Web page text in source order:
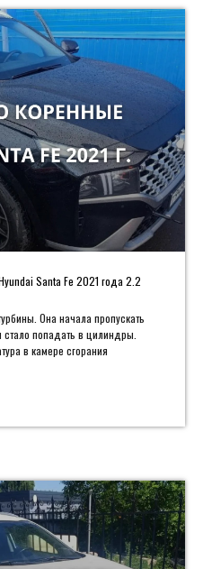
Santa Fe 2021 года 2.2
Она начала пропускать
попадать в цилиндры.
в камере сгорания